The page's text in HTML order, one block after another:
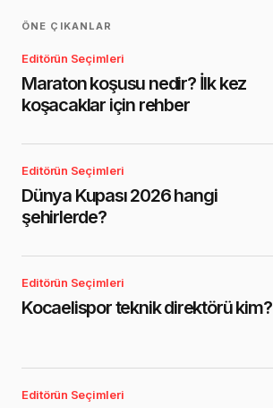
ÖNE ÇIKANLAR
Editörün Seçimleri
Maraton koşusu nedir? İlk kez
koşacaklar için rehber
Editörün Seçimleri
Dünya Kupası 2026 hangi
şehirlerde?
Editörün Seçimleri
Kocaelispor teknik direktörü kim?
Editörün Seçimleri